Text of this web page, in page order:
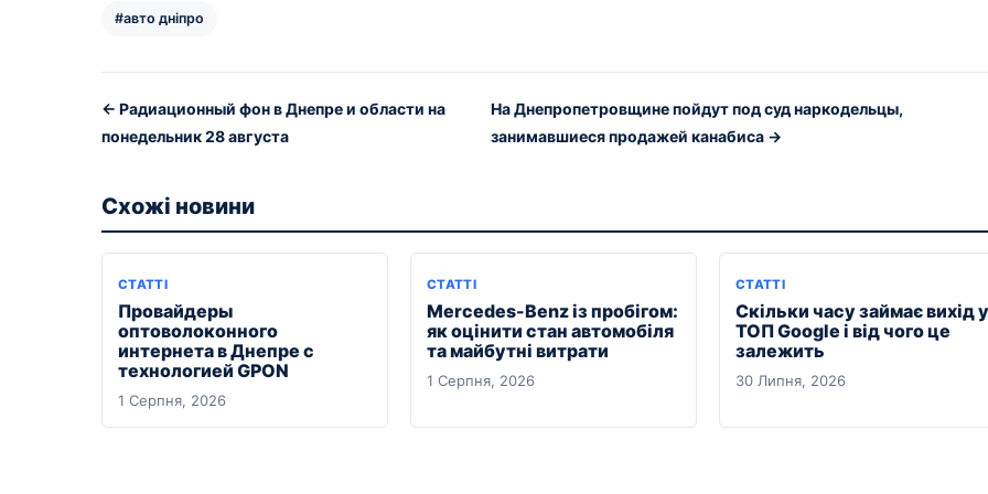
#авто дніпро
← Радиационный фон в Днепре и области на
понедельник 28 августа
На Днепропетровщине пойдут под суд наркодельцы,
занимавшиеся продажей канабиса →
Схожі новини
СТАТТІ
Провайдеры
оптоволоконного
интернета в Днепре с
технологией GPON
1 Серпня, 2026
СТАТТІ
Mercedes-Benz із пробігом:
як оцінити стан автомобіля
та майбутні витрати
1 Серпня, 2026
СТАТТІ
Скільки часу займає вихід у
ТОП Google і від чого це
залежить
30 Липня, 2026